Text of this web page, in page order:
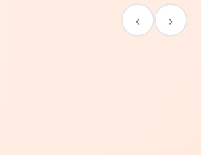
‹
›